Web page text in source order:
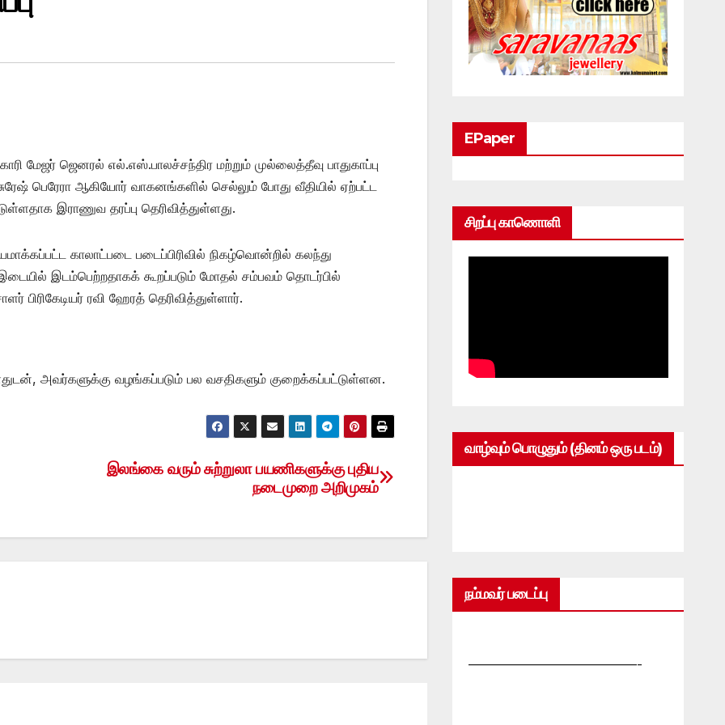
மேஜர் ஜெனரல் எல்.எஸ்.பாலச்சந்திர மற்றும் முல்லைத்தீவு பாதுகாப்பு
பெரேரா ஆகியோர் வாகனங்களில் செல்லும் போது வீதியில் ஏற்பட்ட
இராணுவ தரப்பு தெரிவித்துள்ளது.
காலாட்படை படைப்பிரிவில் நிகழ்வொன்றில் கலந்து
இடம்பெற்றதாகக் கூறப்படும் மோதல் சம்பவம் தொடர்பில்
ரவி ஹேரத் தெரிவித்துள்ளார்.
அவர்களுக்கு வழங்கப்படும் பல வசதிகளும் குறைக்கப்பட்டுள்ளன.
இலங்கை வரும் சுற்றுலா பயணிகளுக்கு புதிய
நடைமுறை அறிமுகம்
EPaper
சிறப்பு காணொளி
வாழ்வும் பொழுதும் (தினம் ஒரு படம்)
நம்மவர் படைப்பு
—————————————-